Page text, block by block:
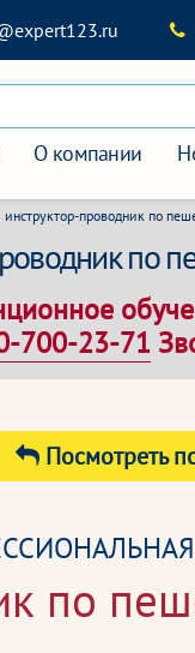
О компании
инструктор-проводник по
по
700-23-71
Посмотреть
по